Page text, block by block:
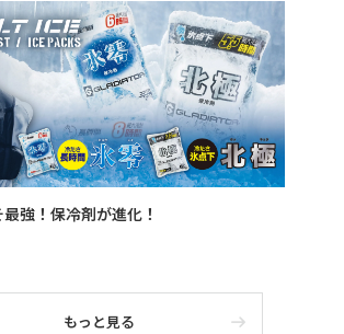
強！保冷剤が進化！
もっと見る